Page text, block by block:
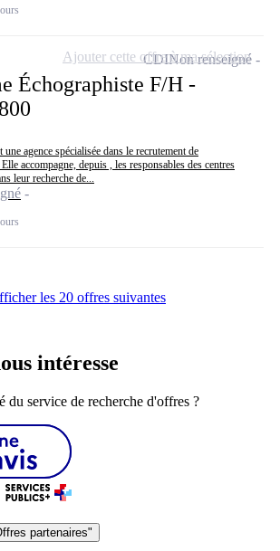
Échographiste F/H -
agence spécialisée dans le recrutement de
accompagne, depuis , les responsables des centres
leur recherche de...
CDINon renseigné
Ajouter cette offre à ma sélection
les 20 offres suivantes
intéresse
du service de recherche d'offres ?
partenaires"